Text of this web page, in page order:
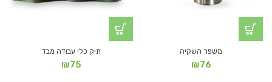
משפך השקיה
₪76
תיק כלי עבודה מבד
₪75